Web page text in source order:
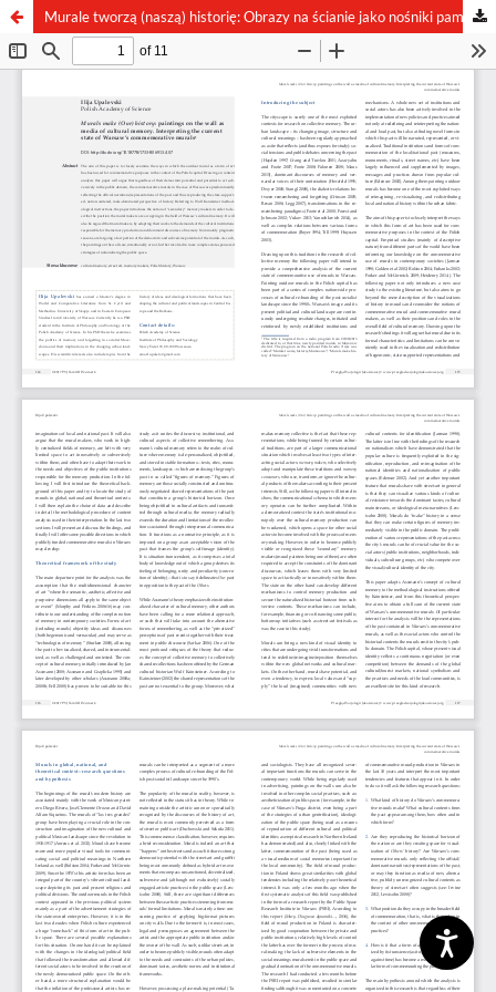
Murale tworzą (naszą) historię: Obrazy na ścianie jako nośniki pamięci kulturowej. Analiza obecnego stanu warszawskich murali upamiętniających